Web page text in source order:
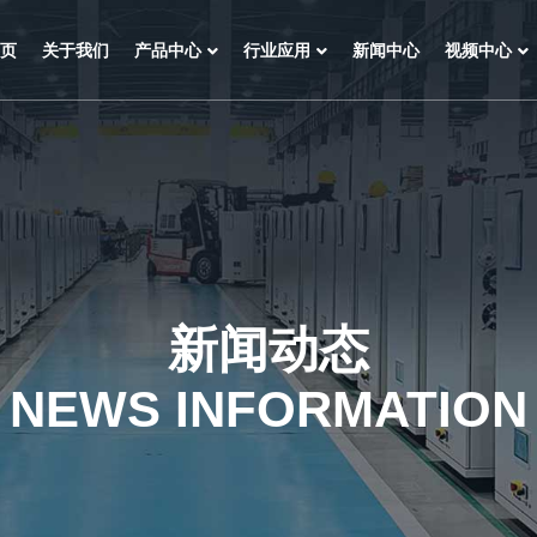
关于我们 产品中心 行业应用 新闻中心 视频中心
新闻动态
NEWS INFORMATION